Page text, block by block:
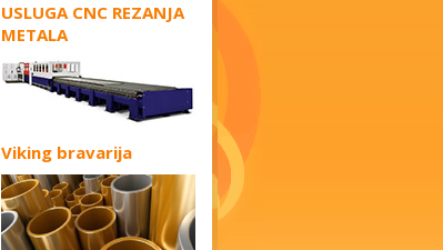
USLUGA CNC REZANJA
METALA
Viking bravarija